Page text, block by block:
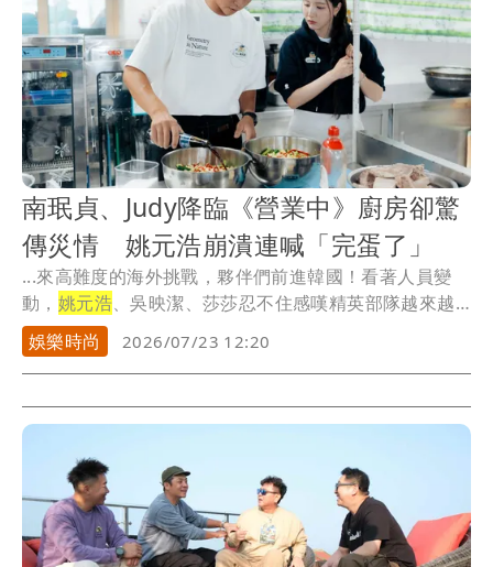
南珉貞、Judy降臨《營業中》廚房卻驚
傳災情 姚元浩崩潰連喊「完蛋了」
...來高難度的海外挑戰，夥伴們前進韓國！看著人員變
動， 姚元浩、吳映潔、莎莎忍不住感嘆精英部隊越來越
精簡，...
娛樂時尚 2026/07/23 12:20